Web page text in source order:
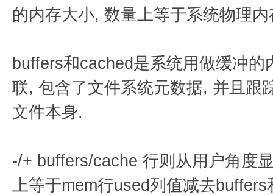
的内存大小, 数量上等于系统物理
buffers和cached是系统用做缓冲
联, 包含了文件系统元数据, 并且跟
文件本身.
-/+ buffers/cache 行则从用户角度
上等于mem行used列值减去